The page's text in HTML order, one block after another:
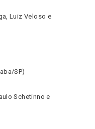
Luiz Veloso e
SP)
Schetinno e